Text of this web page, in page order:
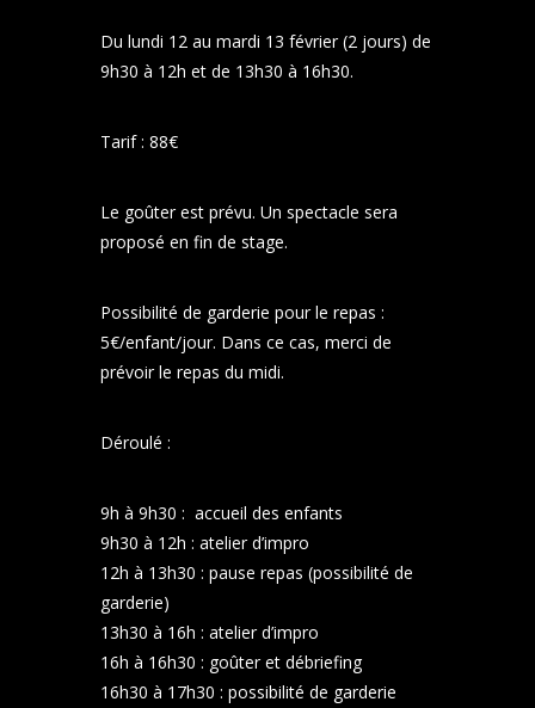
Du lundi 12 au mardi 13 février (2 jours) de
9h30 à 12h et de 13h30 à 16h30.
Tarif : 88€
Le goûter est prévu. Un spectacle sera
proposé en fin de stage.
Possibilité de garderie pour le repas :
5€/enfant/jour. Dans ce cas, merci de
prévoir le repas du midi.
Déroulé :
9h à 9h30 : accueil des enfants
9h30 à 12h : atelier d’impro
12h à 13h30 : pause repas (possibilité de
garderie)
13h30 à 16h : atelier d’impro
16h à 16h30 : goûter et débriefing
16h30 à 17h30 : possibilité de garderie